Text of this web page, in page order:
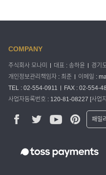
COMPANY
주식회사 모나미 대표 : 송하윤
경기
개인정보관리책임자 : 최준
이메일 :
TEL : 02-554-0911
FAX : 02-554-
사업자등록번호 : 120-81-08227 [사업
패밀
파카